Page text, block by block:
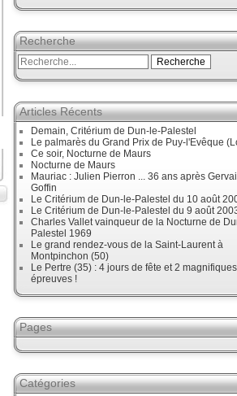
Recherche
Articles Récents
Demain, Critérium de Dun-le-Palestel
Le palmarès du Grand Prix de Puy-l'Evêque
Ce soir, Nocturne de Maurs
Nocturne de Maurs
Mauriac : Julien Pierron ... 36 ans après
Goffin
Le Critérium de Dun-le-Palestel du 10 août
Le Critérium de Dun-le-Palestel du 9 août
Charles Vallet vainqueur de la Nocturne de
Palestel 1969
Le grand rendez-vous de la Saint-Laurent à
Montpinchon (50)
Le Pertre (35) : 4 jours de fête et 2 magnifiques
épreuves !
Pages
Catégories